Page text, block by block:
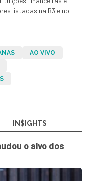
listadas na B3 e no
AO VIVO
IN$IGHTS
o alvo dos